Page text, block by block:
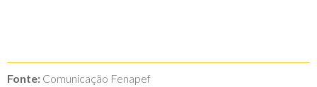
Fonte: Comunicação Fenapef